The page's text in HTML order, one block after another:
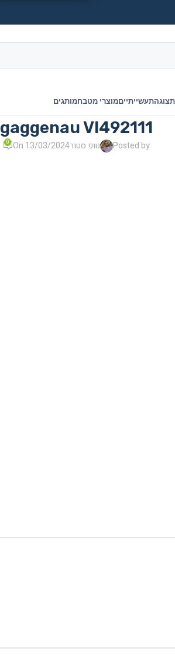
תעשייתייםמוצרי מטבחמותגים
gaggenau VI492111
Posted by טופ סטורOn 13/03/2024
0